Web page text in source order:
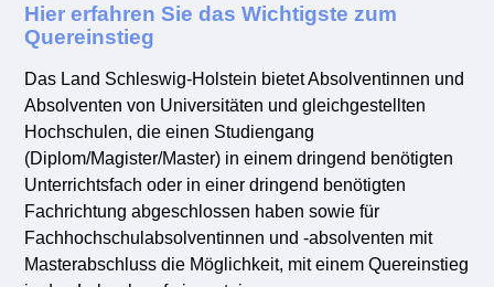
Hier erfahren Sie das Wichtigste zum
Quereinstieg
Das Land Schleswig-Holstein bietet Absolventinnen und
Absolventen von Universitäten und gleichgestellten
Hochschulen, die einen Studiengang
(Diplom/Magister/Master) in einem dringend benötigten
Unterrichtsfach oder in einer dringend benötigten
Fachrichtung abgeschlossen haben sowie für
Fachhochschulabsolventinnen und -absolventen mit
Masterabschluss die Möglichkeit, mit einem Quereinstieg